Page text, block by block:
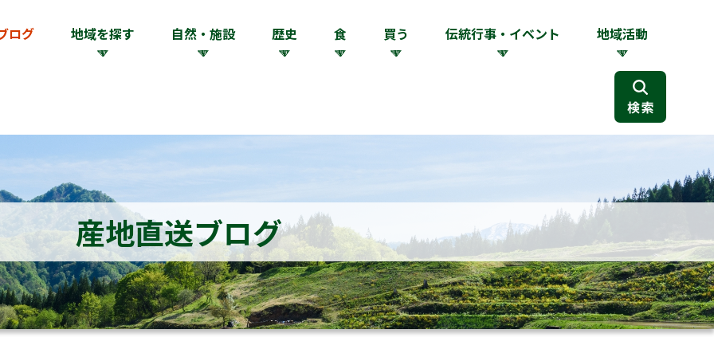
ログ 地域を探す 自然・施設 歴史 食 買う 伝統行事・イベント 地域活動
産地直送ブログ